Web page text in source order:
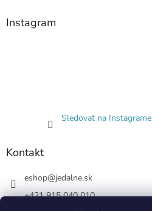
Instagram
Sledovať na Instagrame
Kontakt
eshop@jedalne.sk
+421 915 040 010